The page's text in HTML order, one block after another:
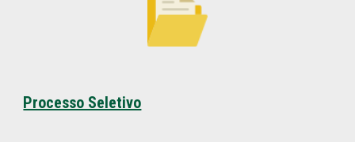
Processo Seletivo